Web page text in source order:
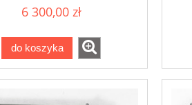
6 300,00 zł
do koszyka